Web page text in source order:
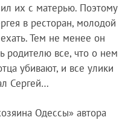
их с матерью. Поэтому
в ресторан, молодой
Тем не менее он
родителю все, что о нем
убивают, и все улики
Сергей…
Одессы» автора